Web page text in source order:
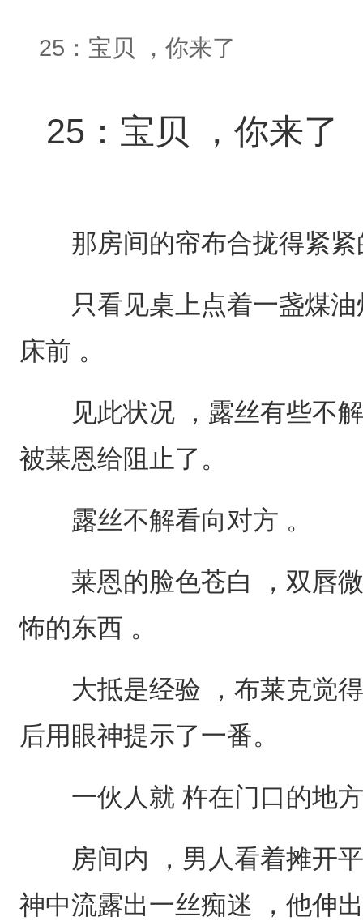
25：宝贝 ，你来了
25：宝贝 ，你来了
那房间的帘布合拢得紧紧
只看见桌上点着一盏煤油
床前 。
见此状况 ，露丝有些不解
被莱恩给阻止了。
露丝不解看向对方 。
莱恩的脸色苍白 ，双唇微
怖的东西 。
大抵是经验 ，布莱克觉得
后用眼神提示了一番。
一伙人就 杵在门口的地方
房间内 ，男人看着摊开平
神中流露出一丝痴迷 ，他伸